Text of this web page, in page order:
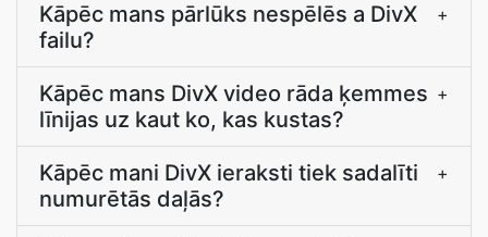
Kāpēc mans pārlūks nespēlēs a DivX
failu?
+
Kāpēc mans DivX video rāda ķemmes
līnijas uz kaut ko, kas kustas?
+
Kāpēc mani DivX ieraksti tiek sadalīti
numurētās daļās?
+